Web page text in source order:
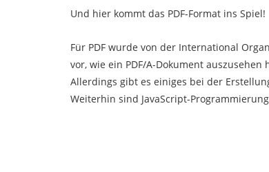
Und hier kommt das PDF-Format ins Spiel!
Für PDF wurde von der International
vor, wie ein PDF/A-Dokument
Allerdings gibt es einiges bei der
Weiterhin sind JavaScript-